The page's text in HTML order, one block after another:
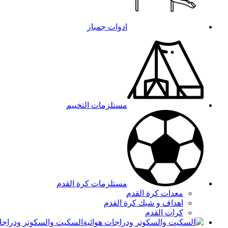
ادوات جمباز
مستلزمات التخييم
مستلزمات كرة القدم
معدات كرة القدم
اهداف و شبك كرة القدم
كرات القدم
السكيت والسكوتر